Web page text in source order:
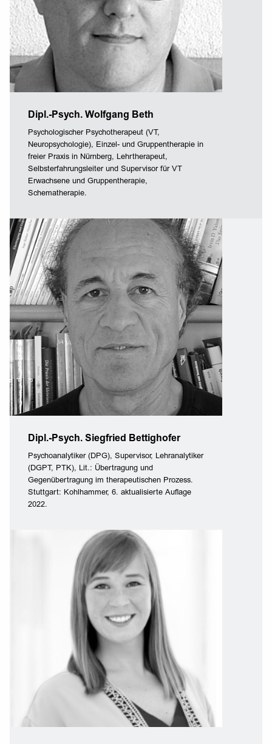
Dipl.-Psych. Wolfgang Beth
Psychologischer Psychotherapeut (VT,
Neuropsychologie), Einzel- und Gruppentherapie in
freier Praxis in Nürnberg, Lehrtherapeut,
Selbsterfahrungsleiter und Supervisor für VT
Erwachsene und Gruppentherapie,
Schematherapie.
Dipl.-Psych. Siegfried Bettighofer
Psychoanalytiker (DPG), Supervisor, Lehranalytiker
(DGPT, PTK), Lit.: Übertragung und
Gegenübertragung im therapeutischen Prozess.
Stuttgart: Kohlhammer, 6. aktualisierte Auflage
2022.